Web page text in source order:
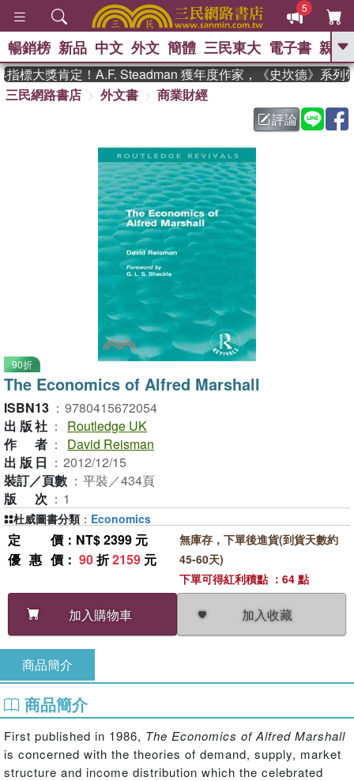
5
GO
熱搜： 東野圭吾
父親節 、 如果歷
暑期推薦 、 國際布克
獎 臺灣漫遊錄 、 方念華
登輝時代 、 數學女孩：黎曼猜想
偉大的迷走神經
暢銷榜 新品 中文 外文 簡體 三民東大 電子書 親子
標大獎肯定！A.F. Steadman 獲年度作家，《史坎德》系列帶
三民網路書店
外文書
商業財經
評論
90折
The Economics of Alfred Marshall
ISBN13 ： 9780415672054
出版社 ：
Routledge UK
作者 ：
David Reisman
出版日 ： 2012/12/15
裝訂／頁數 ： 平裝／434頁
版次 ： 1
定價 ：NT$ 2399 元
優惠價 ： 90折2159 元
加入購物車 加入收藏
無庫存，下單後進貨(到貨天數約
45-60天)
下單可得紅利積點 ：64 點
杜威圖書分類 ： Economics
商品簡介
商品簡介
First published in 1986, The Economics of Alfred Marshall
is concerned with the theories of demand, supply, market
structure and income distribution which the celebrated